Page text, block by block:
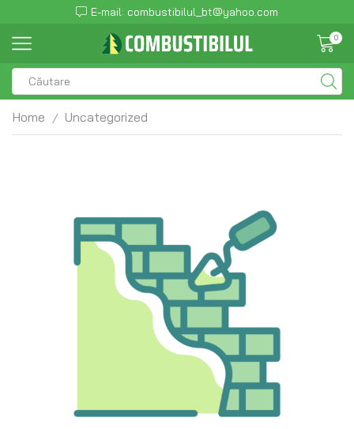
E-mail: combustibilul_bt@yahoo.com
0
Home / Uncategorized